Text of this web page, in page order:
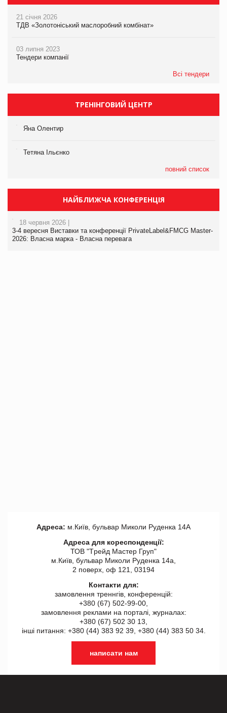
21 січня 2026
ТДВ «Золотоніський маслоробний комбінат»
03 липня 2023
Тендери компанії
Всі тендери
ТРЕНІНГОВИЙ ЦЕНТР
Яна Олентир
Тетяна Ільєнко
повний список
НАЙБЛИЖЧА КОНФЕРЕНЦІЯ
18 червня 2026 |
3-4 вересня Виставки та конференції PrivateLabel&FMCG Master-
2026: Власна марка - Власна перевага
Адреса: м.Київ, бульвар Миколи Руденка 14А
Адреса для кореспонденції:
ТОВ "Tрейд Мастер Груп"
м.Київ, бульвар Миколи Руденка 14а,
2 поверх, оф 121, 03194
Контакти для:
замовлення треннгів, конференцій:
+380 (67) 502-99-00,
замовлення реклами на порталі, журналах:
+380 (67) 502 30 13,
інші питання: +380 (44) 383 92 39, +380 (44) 383 50 34.
написати нам